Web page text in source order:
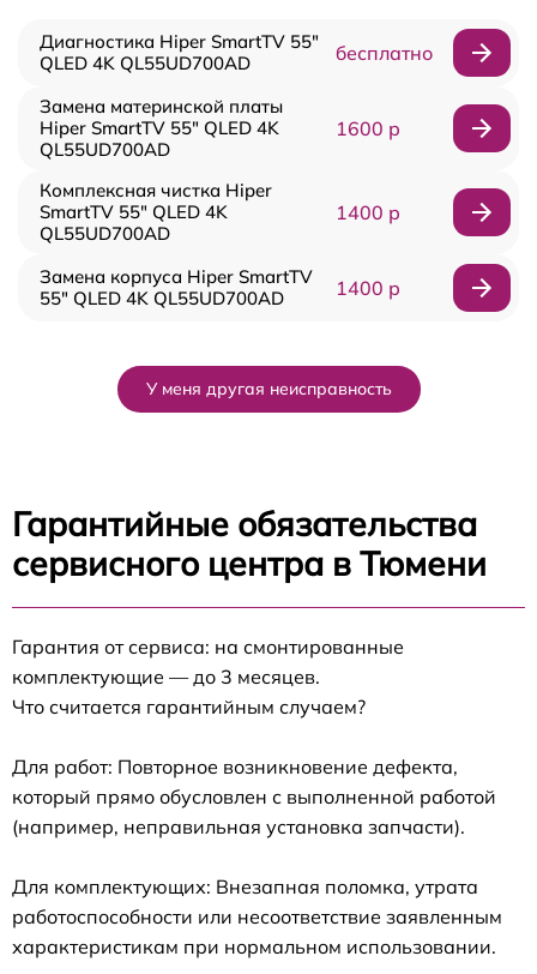
Диагностика Hiper SmartTV 55"
QLED 4K QL55UD700AD
бесплатно
Замена материнской платы
Hiper SmartTV 55" QLED 4K
QL55UD700AD
1600 р
Комплексная чистка Hiper
SmartTV 55" QLED 4K
QL55UD700AD
1400 р
Замена корпуса Hiper SmartTV
55" QLED 4K QL55UD700AD
1400 р
У меня другая неисправность
Гарантийные обязательства
сервисного центра в Тюмени
Гарантия от сервиса: на смонтированные
комплектующие — до 3 месяцев.
Что считается гарантийным случаем?
Для работ: Повторное возникновение дефекта,
который прямо обусловлен с выполненной работой
(например, неправильная установка запчасти).
Для комплектующих: Внезапная поломка, утрата
работоспособности или несоответствие заявленным
характеристикам при нормальном использовании.